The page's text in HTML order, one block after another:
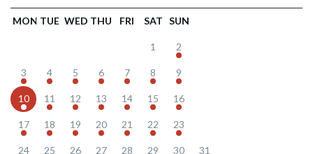
MON TUE WED THU FRI SAT SUN
1 2
3 4 5 6 7 8 9
10 11 12 13 14 15 16
17 18 19 20 21 22 23
24 25 26 27 28 29 30 31